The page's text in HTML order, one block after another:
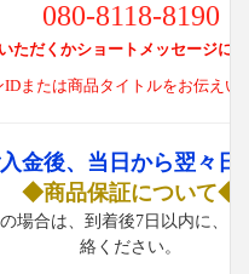
080-8118-8190
ただくかショートメッセージに
または商品タイトルをお伝えい
金後、当日から翌々日
◆商品保証について◆
場合は、到着後7日以内に、
絡ください。